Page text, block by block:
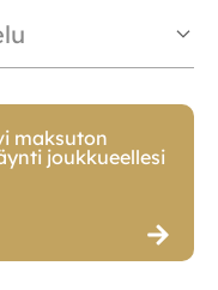
maksuton
joukkueellesi